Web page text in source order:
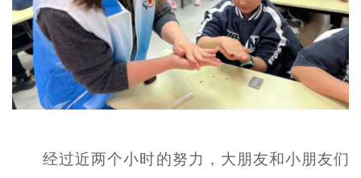
经过近两个小时的努力，大朋友和小朋友们